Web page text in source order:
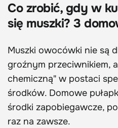
Co zrobić, gdy w
się muszki? 3
Muszki owocówki nie są
groźnym przeciwnikiem,
chemiczną" w postaci
środków. Domowe
środki zapobiegawcze,
raz na zawsze.